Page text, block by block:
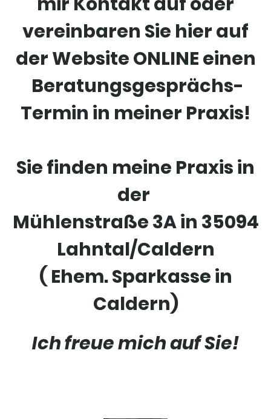
vereinbaren Sie hier auf
der Website ONLINE einen
Beratungsgesprächs-
Termin in meiner Praxis!
Sie finden meine Praxis in
der
Mühlenstraße 3A in 35094
Lahntal/Caldern
( Ehem. Sparkasse in
Caldern)
Ich freue mich auf Sie!